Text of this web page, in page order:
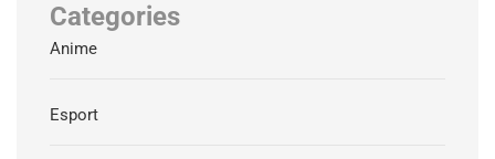
Categories
Anime
Esport